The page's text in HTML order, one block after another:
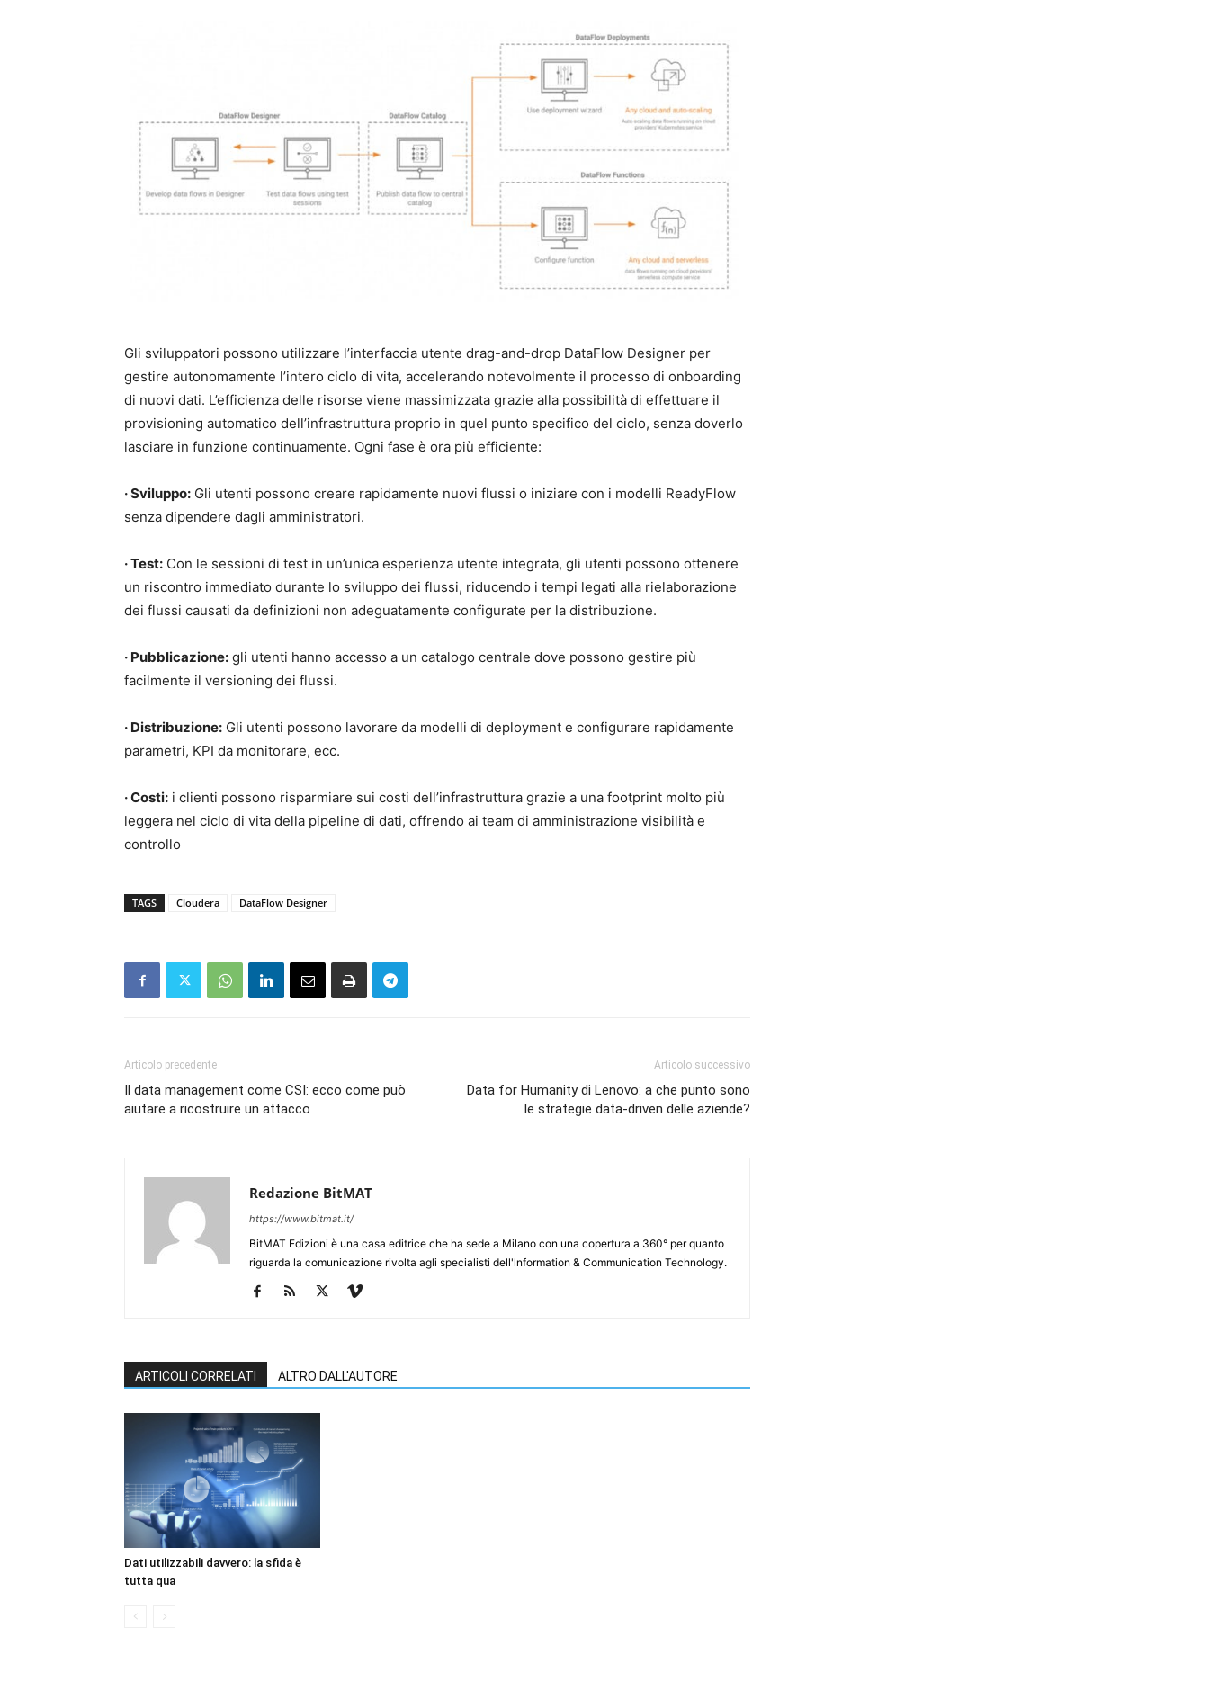
Gli sviluppatori possono utilizzare l’interfaccia utente drag-and-drop DataFlow Designer per
gestire autonomamente l’intero ciclo di vita, accelerando notevolmente il processo di onboarding
di nuovi dati. L’efficienza delle risorse viene massimizzata grazie alla possibilità di effettuare il
provisioning automatico dell’infrastruttura proprio in quel punto specifico del ciclo, senza doverlo
lasciare in funzione continuamente. Ogni fase è ora più efficiente:
· Sviluppo: Gli utenti possono creare rapidamente nuovi flussi o iniziare con i modelli ReadyFlow
senza dipendere dagli amministratori.
· Test: Con le sessioni di test in un’unica esperienza utente integrata, gli utenti possono ottenere
un riscontro immediato durante lo sviluppo dei flussi, riducendo i tempi legati alla rielaborazione
dei flussi causati da definizioni non adeguatamente configurate per la distribuzione.
· Pubblicazione: gli utenti hanno accesso a un catalogo centrale dove possono gestire più
facilmente il versioning dei flussi.
· Distribuzione: Gli utenti possono lavorare da modelli di deployment e configurare rapidamente
parametri, KPI da monitorare, ecc.
· Costi: i clienti possono risparmiare sui costi dell’infrastruttura grazie a una footprint molto più
leggera nel ciclo di vita della pipeline di dati, offrendo ai team di amministrazione visibilità e
controllo
TAGS Cloudera DataFlow Designer
Articolo precedente
Il data management come CSI: ecco come può
aiutare a ricostruire un attacco
Articolo successivo
Data for Humanity di Lenovo: a che punto sono
le strategie data-driven delle aziende?
Redazione BitMAT
https://www.bitmat.it/
BitMAT Edizioni è una casa editrice che ha sede a Milano con una copertura a 360° per quanto
riguarda la comunicazione rivolta agli specialisti dell'lnformation & Communication Technology.
ARTICOLI CORRELATI ALTRO DALL'AUTORE
Dati utilizzabili davvero: la sfida è
tutta qua